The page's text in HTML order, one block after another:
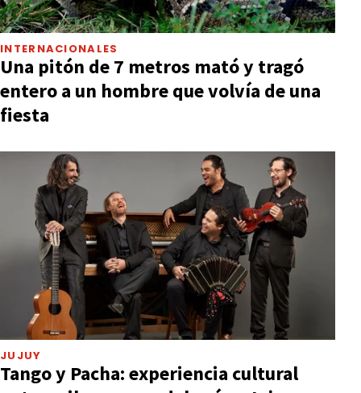
INTERNACIONALES
Una pitón de 7 metros mató y tragó
entero a un hombre que volvía de una
fiesta
JUJUY
Tango y Pacha: experiencia cultural